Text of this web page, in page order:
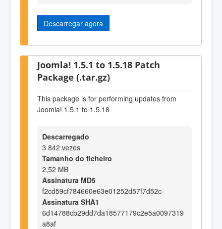
Descarregar agora
Joomla! 1.5.1 to 1.5.18 Patch
Package (.tar.gz)
This package is for performing updates from
Joomla! 1.5.1 to 1.5.18
Descarregado
3 842 vezes
Tamanho do ficheiro
2,52 MB
Assinatura MD5
f2cd59cf784660e63e01252d57f7d52c
Assinatura SHA1
6d14788cb29dd7da18577179c2e5a0097319
a8af